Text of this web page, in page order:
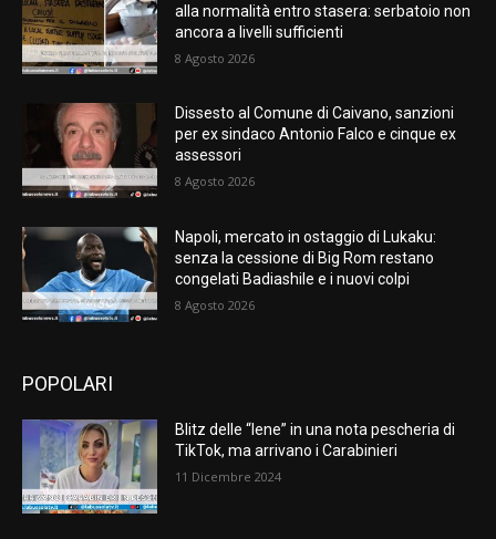
alla normalità entro stasera: serbatoio non
ancora a livelli sufficienti
8 Agosto 2026
Dissesto al Comune di Caivano, sanzioni
per ex sindaco Antonio Falco e cinque ex
assessori
8 Agosto 2026
Napoli, mercato in ostaggio di Lukaku:
senza la cessione di Big Rom restano
congelati Badiashile e i nuovi colpi
8 Agosto 2026
POPOLARI
Blitz delle “Iene” in una nota pescheria di
TikTok, ma arrivano i Carabinieri
11 Dicembre 2024